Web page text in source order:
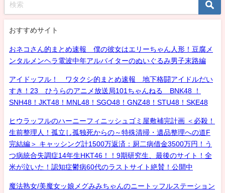
おすすめサイト
おネコさん的まとめ速報 僕の彼女はエリーちゃん人形！豆腐メ
ンタルメンヘラ電波中年アルバイターのぬいぐるみ男子末路編
アイドッフル！ ワタクシ的まとめ速報 地下格闘アイドルだい
すき！23 ひうらのアニメ放送局101ちゃんねる BNK48 ！
SNH48！JKT48！MNL48！SGO48！GNZ48！STU48！SKE48
ヒウラッフルのハーニーフィニッシュゴミ屋敷補完計画 ＜必殺！
生前整理人！孤立し孤独死からの～特殊清掃・遺品整理への道F
完結編＞ キャッシング計1500万返済：厨二病借金3500万円！う
つ病統合失調症14年生HKT46！！9期研究生、最後のサイト！全
米が泣いた！認知症鬱病60代のラストサイト絶賛！公開中
魔法熟女/美魔女ッ娘メグみみちゃんのニートッフルステーション